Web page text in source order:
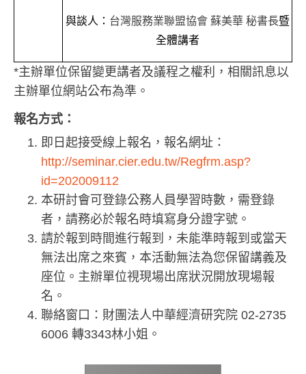
與談人： 台灣服務業聯盟協會 蘇美華 秘書長暨
全體講者
*主辦單位保留變更講者及議程之權利，相關訊息以
主辦單位網站公布為準。
報名方式：
即日起接受線上報名，報名網址：
http://seminar.cier.edu.tw/Regfrm.asp?
id=202009112
本研討會可登錄公務人員學習時數，需登錄
者，請務必於報名時填寫身分證字號。
請於報到時間進行報到，未能準時報到或當天
無法出席之來賓，本活動無法為您保留講義及
座位。主辦單位視現場出席狀況開放現場報
名。
聯絡窗口：財團法人中華經濟研究院 02-2735
6006 轉3343林小姐。